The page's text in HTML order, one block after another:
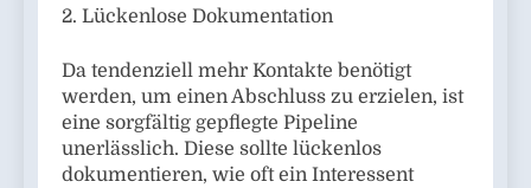
2. Lückenlose Dokumentation
Da tendenziell mehr Kontakte benötigt
werden, um einen Abschluss zu erzielen, ist
eine sorgfältig gepflegte Pipeline
unerlässlich. Diese sollte lückenlos
dokumentieren, wie oft ein Interessent